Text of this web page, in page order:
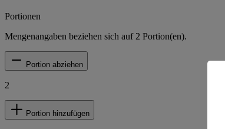
Portionen
Mengenangaben beziehen sich auf 2 Portion(en).
Portion abziehen
2
Portion hinzufügen